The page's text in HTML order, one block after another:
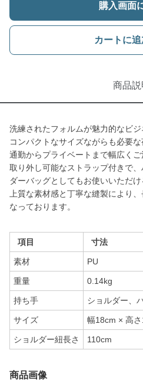
購入画面
カートに
商品説
洗練されたフォルムが魅力的なビジ
コンパクトなサイズながらも必要
通勤からプライベートまで幅広くご
取り外し可能なストラップ付きで
ダーバッグとしてもお使いいただけ
上質な素材感と丁寧な縫製により
なっております。
項目 寸法
素材 PU
重量 0.14kg
持ち手 ショルダー、
サイズ 幅18cm × 高
ショルダー紐長さ 110cm
商品画像